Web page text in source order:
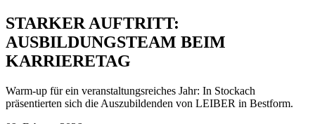
STARKER AUFTRITT:
AUSBILDUNGSTEAM BEIM
KARRIERETAG
Warm-up für ein veranstaltungsreiches Jahr: In Stockach
präsentierten sich die Auszubildenden von LEIBER in Bestform.